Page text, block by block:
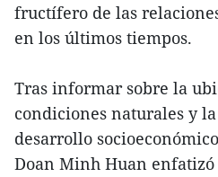
fructífero de las
en los últimos tiempos.
Tras informar sobre la
condiciones naturales y
desarrollo
Doan Minh Huan